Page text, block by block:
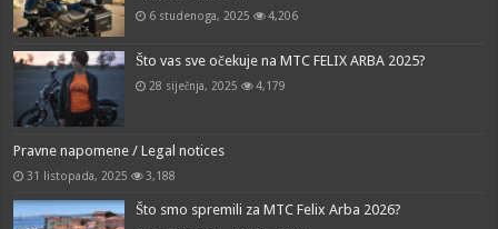
6 studenoga, 2025 4,206
Što vas sve očekuje na MTC FELIX ARBA 2025?
28 siječnja, 2025 4,179
Pravne napomene / Legal notices
31 listopada, 2025 3,188
Što smo spremili za MTC Felix Arba 2026?